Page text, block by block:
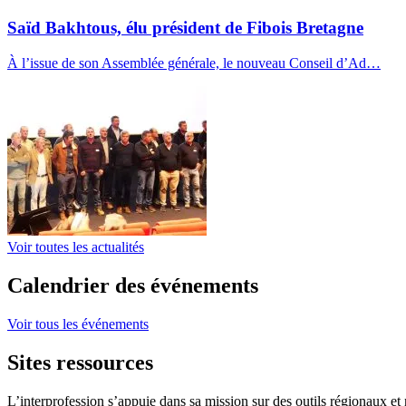
Saïd Bakhtous, élu président de Fibois Bretagne
À l’issue de son Assemblée générale, le nouveau Conseil d’Ad…
Voir toutes les actualités
Calendrier des événements
Voir tous les événements
Sites ressources
L’interprofession s’appuie dans sa mission sur des outils régionaux et